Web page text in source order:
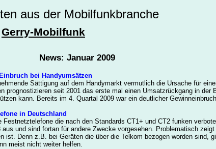
aus der Mobilfunkbranche
Gerry-Mobilfunk
News: Januar 2009
bei Handyumsätzen
Sättigung auf dem Handymarkt vermutlich die Ursache für
prognostizieren seit 2001 das erste mal einen Umsatzrückgang in der
kann. Bereits im 4. Quartal 2009 war ein deutlicher
in Deutschland
die nach den Standards CT1+ und CT2 funken
und sind fortan für andere Zwecke vorgesehen. Problematisch
ist. Denn z.B. bei Geräten die über die Telkom bezogen worden sind,
meist nicht weiter helfen.